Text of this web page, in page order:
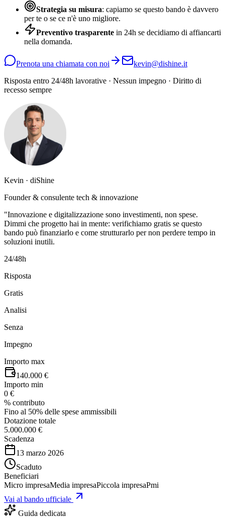
Strategia su misura: capiamo se questo bando è davvero
per te o se ce n'è uno migliore.
Preventivo trasparente in 24h se decidiamo di affiancarti
nella domanda.
Prenota una chiamata con noi
kevin@dishine.it
Risposta entro 24/48h lavorative · Nessun impegno · Diritto di
recesso sempre
Kevin · diShine
Founder & consulente tech & innovazione
"Innovazione e digitalizzazione sono investimenti, non spese.
Dimmi che progetto hai in mente: verifichiamo gratis se questo
bando può finanziarlo e come strutturarlo per non perdere tempo in
soluzioni inutili.
24/48h
Risposta
Gratis
Analisi
Senza
Impegno
Importo max
140.000 €
Importo min
0 €
% contributo
Fino al 50% delle spese ammissibili
Dotazione totale
5.000.000 €
Scadenza
13 marzo 2026
Scaduto
Beneficiari
Micro impresaMedia impresaPiccola impresaPmi
Vai al bando ufficiale
Guida dedicata